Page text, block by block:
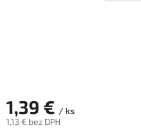
1,39 € / ks
1,13 € bez DPH